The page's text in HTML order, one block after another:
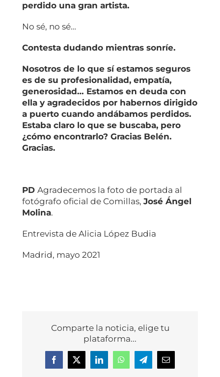
perdido una gran artista.
No sé, no sé…
Contesta dudando mientras sonríe.
Nosotros de lo que sí estamos seguros
es de su profesionalidad, empatía,
generosidad… Estamos en deuda con
ella y agradecidos por habernos dirigido
a puerto cuando andábamos perdidos.
Estaba claro lo que se buscaba, pero
¿cómo encontrarlo? Gracias Belén.
Gracias.
PD Agradecemos la foto de portada al
fotógrafo oficial de Comillas, José Ángel
Molina.
Entrevista de Alicia López Budia
Madrid, mayo 2021
Comparte la noticia, elige tu
plataforma...
Facebook
X LinkedInWhatsAppTelegramCorreo
electrónico